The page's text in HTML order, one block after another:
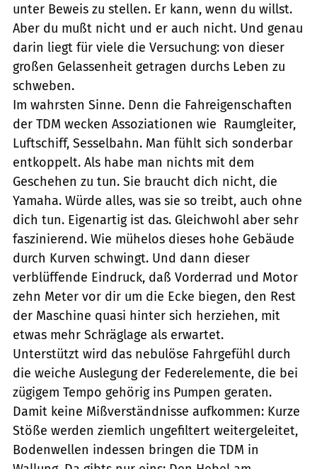
unter Beweis zu stellen. Er kann, wenn du willst.
Aber du mußt nicht und er auch nicht. Und genau
darin liegt für viele die Versuchung: von dieser
großen Gelassenheit getragen durchs Leben zu
schweben.
Im wahrsten Sinne. Denn die Fahreigenschaften
der TDM wecken Assoziationen wie  Raumgleiter,
Luftschiff, Sesselbahn. Man fühlt sich sonderbar
entkoppelt. Als habe man nichts mit dem
Geschehen zu tun. Sie braucht dich nicht, die
Yamaha. Würde alles, was sie so treibt, auch ohne
dich tun. Eigenartig ist das. Gleichwohl aber sehr
faszinierend. Wie mühelos dieses hohe Gebäude
durch Kurven schwingt. Und dann dieser
verblüffende Eindruck, daß Vorderrad und Motor
zehn Meter vor dir um die Ecke biegen, den Rest
der Maschine quasi hinter sich herziehen, mit
etwas mehr Schräglage als erwartet.
Unterstützt wird das nebulöse Fahrgefühl durch
die weiche Auslegung der Federelemente, die bei
zügigem Tempo gehörig ins Pumpen geraten.
Damit keine Mißverständnisse aufkommen: Kurze
Stöße werden ziemlich ungefiltert weitergeleitet,
Bodenwellen indessen bringen die TDM in